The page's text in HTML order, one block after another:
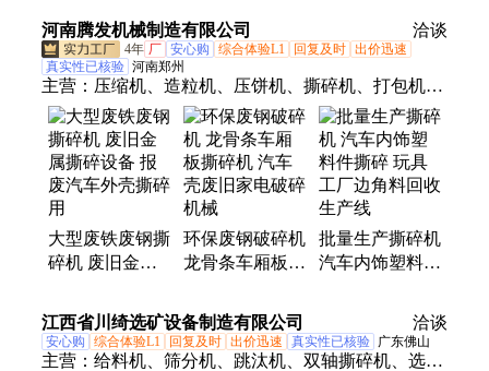
能环保高效
板破碎机 嘉诚
机械
河南腾发机械制造有限公司 洽谈
4年 厂 安心购 综合体验L1 回复及时 出价迅速
真实性已核验 河南郑州
主营： 压缩机、造粒机、压饼机、撕碎机、打包机、
粉碎机、压块机、易拉罐、破碎机、造粒设备、粉碎
设备、液压系统、结块物料、电动剪板机、泡沫冷压
机、秸秆颗粒机、锯末颗粒机、液压切断机、金属剪
切机、木屑颗粒机、稻壳颗粒设备、棕榈壳颗粒机、
钢筋切断设备、生物质颗粒机、废纸打包设备
大型废铁废钢撕
碎机 废旧金属
汽车外壳撕碎用
环保废钢破碎机
龙骨条车厢板撕
旧家电破碎机械
批量生产撕碎机
汽车内饰塑料件
边角料回收生产
线
江西省川绮选矿设备制造有限公司 洽谈
安心购 综合体验L1 回复及时 出价迅速 真实性已核验 广东佛山
主营： 给料机、筛分机、跳汰机、双轴撕碎机、选金